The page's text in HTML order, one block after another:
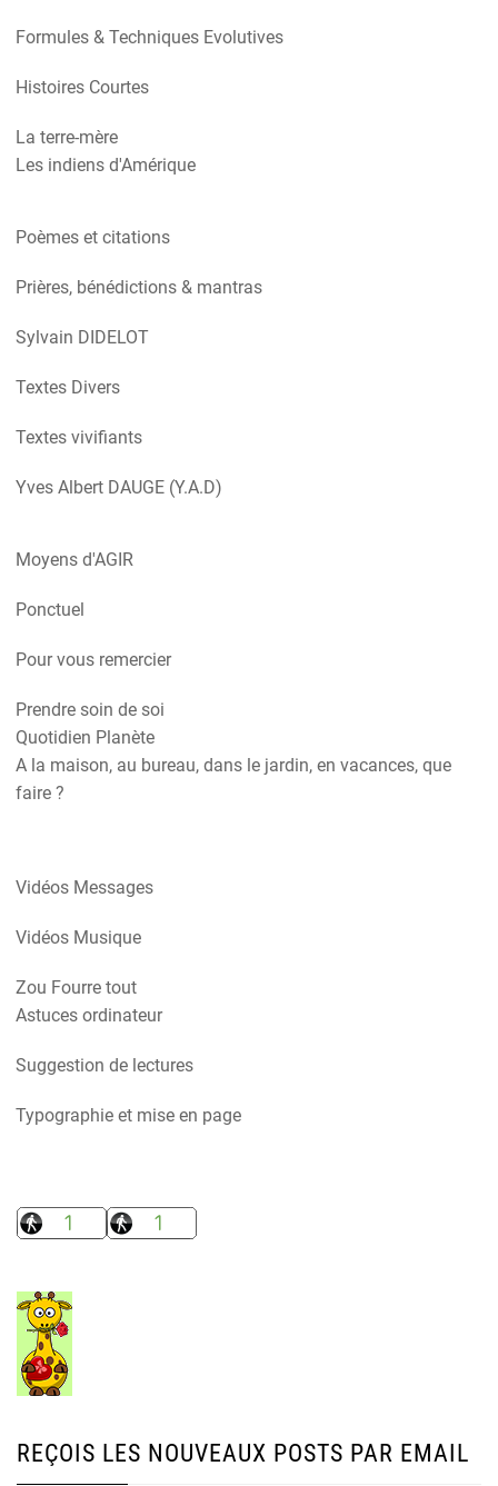
Formules & Techniques Evolutives
Histoires Courtes
La terre-mère
Les indiens d'Amérique
Poèmes et citations
Prières, bénédictions & mantras
Sylvain DIDELOT
Textes Divers
Textes vivifiants
Yves Albert DAUGE (Y.A.D)
Moyens d'AGIR
Ponctuel
Pour vous remercier
Prendre soin de soi
Quotidien Planète
A la maison, au bureau, dans le jardin, en vacances, que
faire ?
Vidéos Messages
Vidéos Musique
Zou Fourre tout
Astuces ordinateur
Suggestion de lectures
Typographie et mise en page
REÇOIS LES NOUVEAUX POSTS PAR EMAIL